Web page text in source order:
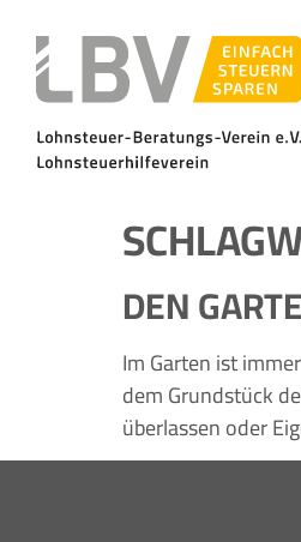
DEN
Im Garten ist
dem Grundstück
überlassen oder